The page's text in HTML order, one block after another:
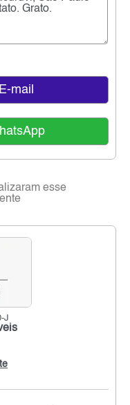
mail
esse
J